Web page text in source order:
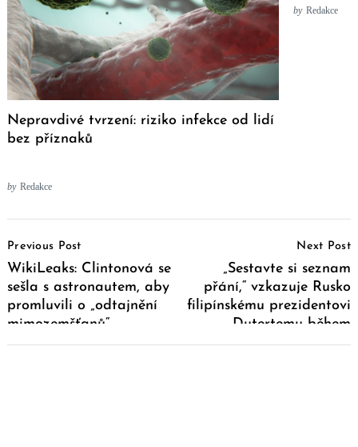
Nepravdivé tvrzení: riziko infekce od lidí
bez příznaků
by Redakce
by Redakce
Navigation
Previous Post
WikiLeaks: Clintonová se
sešla s astronautem, aby
promluvili o „odtajnění
mimozemšťanů“
Next Post
„Sestavte si seznam
přání,“ vzkazuje Rusko
filipínskému prezidentovi
Dutertemu během
vytváření nové asijské